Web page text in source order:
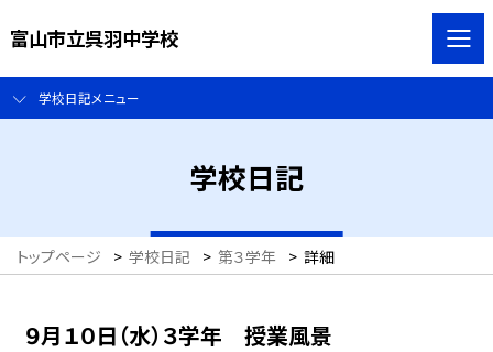
富山市立呉羽中学校
学校日記メニュー
学校日記
トップページ > 学校日記 > 第３学年 > 詳細
９月１０日（水）３学年 授業風景